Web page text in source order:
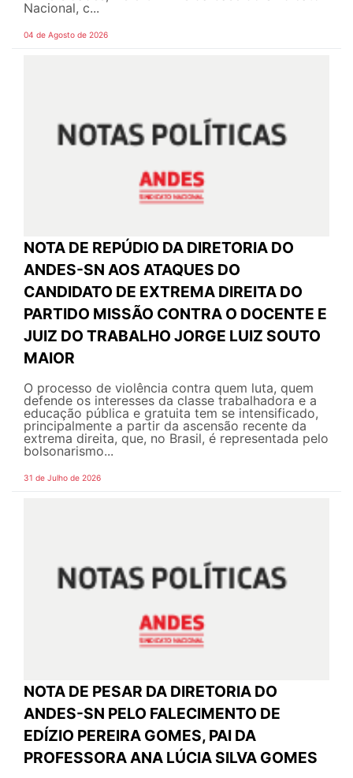
Nacional, c...
04 de Agosto de 2026
NOTA DE REPÚDIO DA DIRETORIA DO
ANDES-SN AOS ATAQUES DO
CANDIDATO DE EXTREMA DIREITA DO
PARTIDO MISSÃO CONTRA O DOCENTE E
JUIZ DO TRABALHO JORGE LUIZ SOUTO
MAIOR
O processo de violência contra quem luta, quem
defende os interesses da classe trabalhadora e a
educação pública e gratuita tem se intensificado,
principalmente a partir da ascensão recente da
extrema direita, que, no Brasil, é representada pelo
bolsonarismo...
31 de Julho de 2026
NOTA DE PESAR DA DIRETORIA DO
ANDES-SN PELO FALECIMENTO DE
EDÍZIO PEREIRA GOMES, PAI DA
PROFESSORA ANA LÚCIA SILVA GOMES